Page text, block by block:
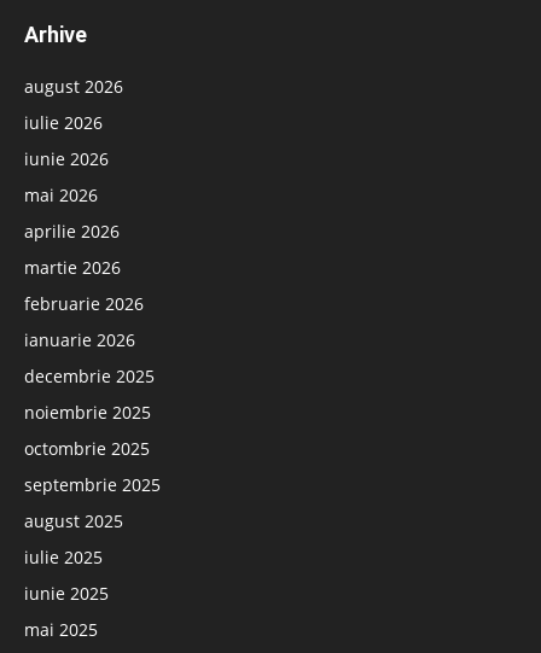
Arhive
august 2026
iulie 2026
iunie 2026
mai 2026
aprilie 2026
martie 2026
februarie 2026
ianuarie 2026
decembrie 2025
noiembrie 2025
octombrie 2025
septembrie 2025
august 2025
iulie 2025
iunie 2025
mai 2025